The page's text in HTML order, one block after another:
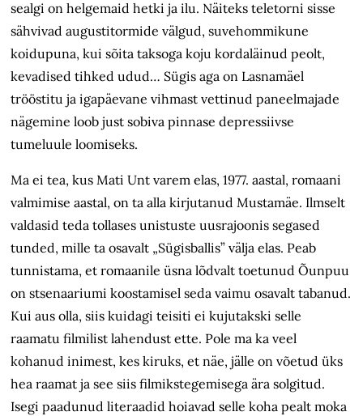
sealgi on helgemaid hetki ja ilu. Näiteks teletorni sisse
sähvivad augustitormide välgud, suvehommikune
koidupuna, kui sõita taksoga koju kordaläinud peolt,
kevadised tihked udud… Sügis aga on Lasnamäel
trööstitu ja igapäevane vihmast vettinud paneelmajade
nägemine loob just sobiva pinnase depressiivse
tumeluule loomiseks.
Ma ei tea, kus Mati Unt varem elas, 1977. aastal, romaani
valmimise aastal, on ta alla kirjutanud Mustamäe. Ilmselt
valdasid teda tollases unistuste uusrajoonis segased
tunded, mille ta osavalt „Sügisballis” välja elas. Peab
tunnistama, et romaanile üsna lõdvalt toetunud Õunpuu
on stsenaariumi koostamisel seda vaimu osavalt tabanud.
Kui aus olla, siis kuidagi teisiti ei kujutakski selle
raamatu filmilist lahendust ette. Pole ma ka veel
kohanud inimest, kes kiruks, et näe, jälle on võetud üks
hea raamat ja see siis filmikstegemisega ära solgitud.
Isegi paadunud literaadid hoiavad selle koha pealt moka